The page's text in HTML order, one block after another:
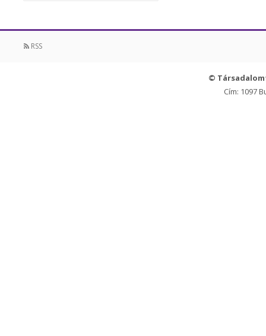
RSS
©
Cím: 1097